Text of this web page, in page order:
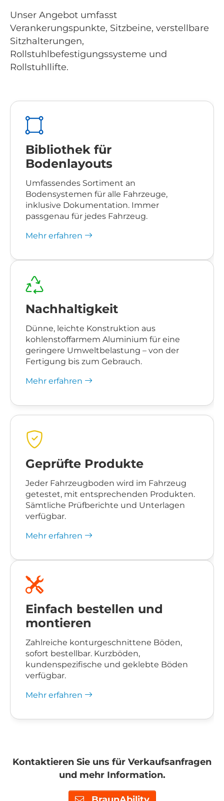
Unser Angebot umfasst
Verankerungspunkte, Sitzbeine, verstellbare
Sitzhalterungen,
Rollstuhlbefestigungssysteme und
Rollstuhllifte.
Bibliothek für
Bodenlayouts
Umfassendes Sortiment an
Bodensystemen für alle Fahrzeuge,
inklusive Dokumentation. Immer
passgenau für jedes Fahrzeug.
Mehr erfahren
Nachhaltigkeit
Dünne, leichte Konstruktion aus
kohlenstoffarmem Aluminium für eine
geringere Umweltbelastung – von der
Fertigung bis zum Gebrauch.
Mehr erfahren
Geprüfte Produkte
Jeder Fahrzeugboden wird im Fahrzeug
getestet, mit entsprechenden Produkten.
Sämtliche Prüfberichte und Unterlagen
verfügbar.
Mehr erfahren
Einfach bestellen und
montieren
Zahlreiche konturgeschnittene Böden,
sofort bestellbar. Kurzböden,
kundenspezifische und geklebte Böden
verfügbar.
Mehr erfahren
Kontaktieren Sie uns für Verkaufsanfragen
und mehr Information.